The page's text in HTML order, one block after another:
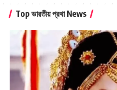
Top ভারতীয় প্রথা News